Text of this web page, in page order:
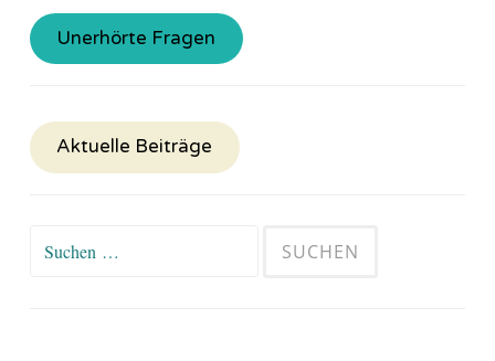
Unerhörte Fragen
Aktuelle Beiträge
Suchen